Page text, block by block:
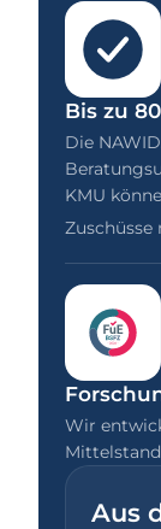
Bis zu
Die
KMU
Zuschüsse
Wir
Aus